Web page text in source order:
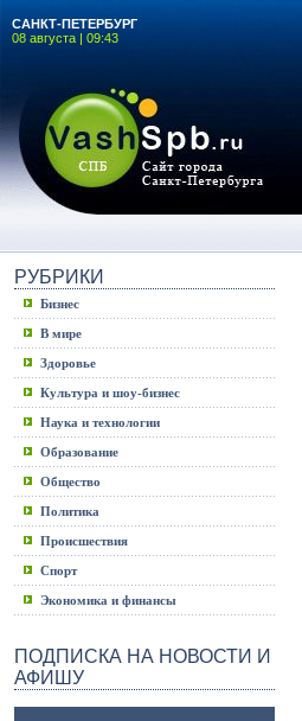
САНКТ-ПЕТЕРБУРГ
08 августа | 09:43
РУБРИКИ
Бизнес
В мире
Здоровье
Культура и шоу-бизнес
Наука и технологии
Образование
Общество
Политика
Происшествия
Спорт
Экономика и финансы
ПОДПИСКА НА НОВОСТИ И
АФИШУ